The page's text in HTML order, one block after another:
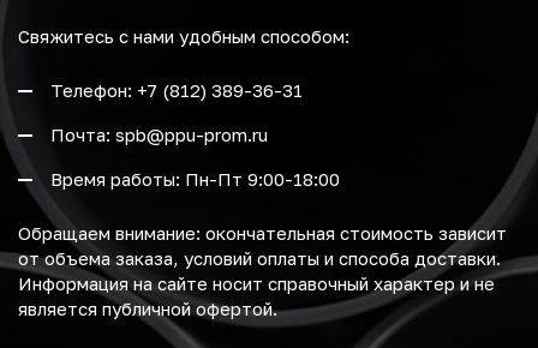
Свяжитесь с нами удобным способом:
Телефон: +7 (812) 389-36-31
Почта: spb@ppu-prom.ru
Время работы: Пн-Пт 9:00-18:00
Обращаем внимание: окончательная стоимость зависит
от объема заказа, условий оплаты и способа доставки.
Информация на сайте носит справочный характер и не
является публичной офертой.